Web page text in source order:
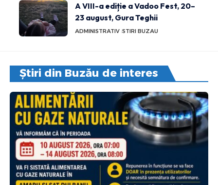
A VIII-a ediție a Vadoo Fest, 20–
23 august, Gura Teghii
ADMINISTRATIV STIRI BUZAU
Știri din Buzău de interes